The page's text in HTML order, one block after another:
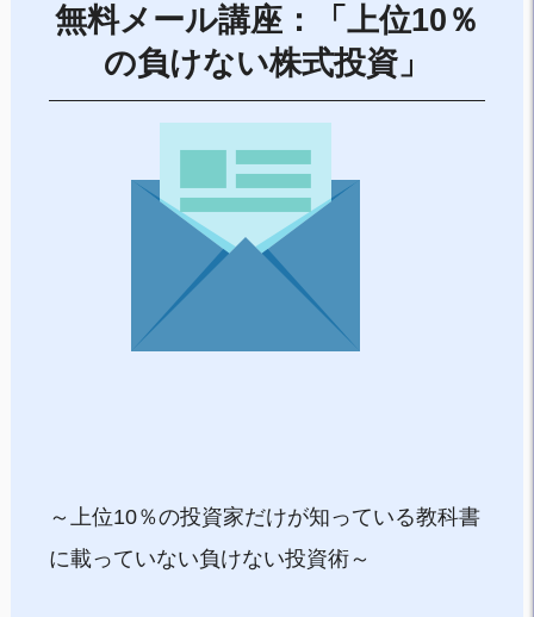
無料メール講座：「上位10％
の負けない株式投資」
～上位10％の投資家だけが知っている教科書
に載っていない負けない投資術～